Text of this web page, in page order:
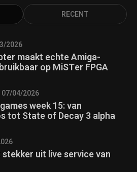
RECENT
2026
maakt echte Amiga-
op MiSTer FPGA
07/04/2026
week 15: van
tot State of Decay 3 alpha
uit live service van